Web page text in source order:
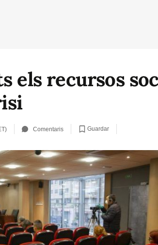
els recursos
Comentaris Guardar